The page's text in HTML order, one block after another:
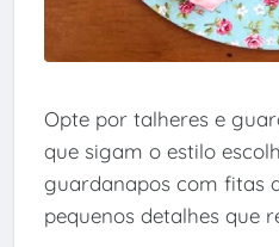
Opte por talheres e
que sigam o estilo
guardanapos com fitas
pequenos detalhes que